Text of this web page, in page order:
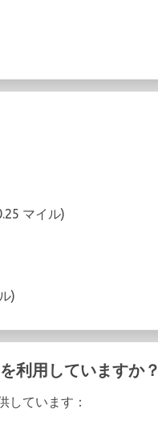
マイル)
)
利用していますか？
しています：